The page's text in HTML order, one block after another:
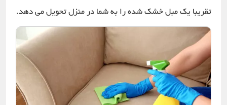
تقریبا یک مبل خشک شده را به شما در منزل تحویل می دهد.